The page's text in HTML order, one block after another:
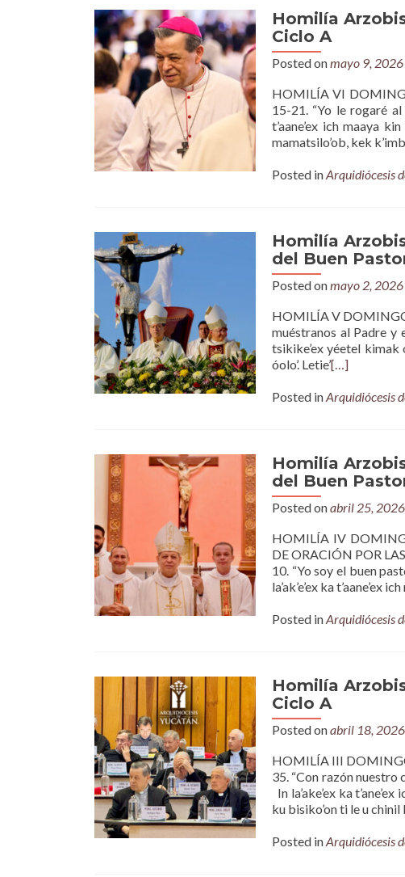
Homilía
Ciclo A
Posted onmayo 9, 2026
HOMILÍA VI
15-21. “Yo le rogaré
t’aane’ex ich maaya
mamatsilo’ob, kek
Posted inArquidiócesis
Homilía
del Buen
Posted onmayo 2, 2026
HOMILÍA V DOMINGO
muéstranos al Padre y
tsikike’ex yéetel kimak
óolo’. Letie’[…]
Posted inArquidiócesis
Homilía
del Buen
Posted onabril 25, 2026
HOMILÍA IV
DE ORACIÓN POR
10. “Yo soy el buen
la’ak’e’ex ka t’aane’ex
Posted inArquidiócesis
Homilía
Ciclo A
Posted onabril 18, 2026
HOMILÍA III
35. “Con razón
In la’ake’ex ka
ku bisiko’on ti le u chinil
Posted inArquidiócesis